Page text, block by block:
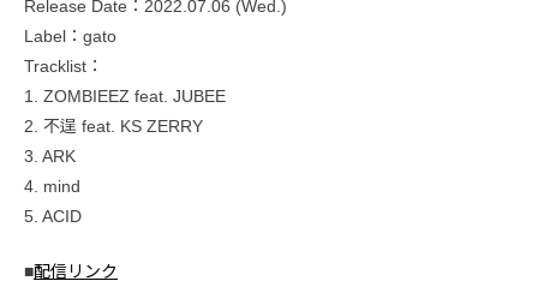
Release Date：2022.07.06 (Wed.)
Label：gato
Tracklist：
1. ZOMBIEEZ feat. JUBEE
2. 不逞 feat. KS ZERRY
3. ARK
4. mind
5. ACID
■配信リンク